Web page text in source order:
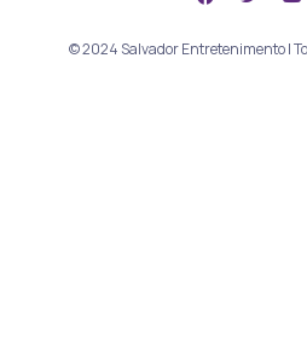
© 2024 Salvador Entretenimento |